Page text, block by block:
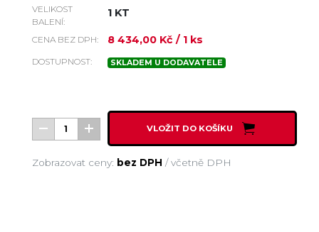
VELIKOST
BALENÍ:
1 KT
CENA BEZ DPH: 8 434,00 Kč / 1 ks
DOSTUPNOST: SKLADEM U DODAVATELE
VLOŽIT DO KOŠÍKU
Zobrazovat ceny: bez DPH /včetně DPH